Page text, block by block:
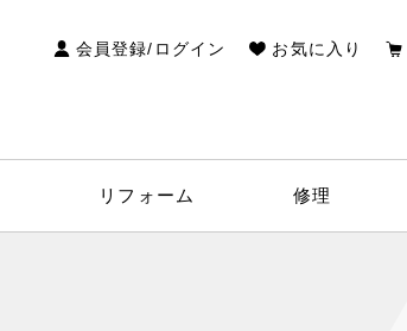
会員登録/ログイン お気に入り
検索
リフォーム 修理